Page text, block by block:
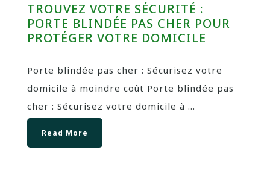
TROUVEZ VOTRE SÉCURITÉ :
PORTE BLINDÉE PAS CHER POUR
PROTÉGER VOTRE DOMICILE
Porte blindée pas cher : Sécurisez votre
domicile à moindre coût Porte blindée pas
cher : Sécurisez votre domicile à ...
Read More